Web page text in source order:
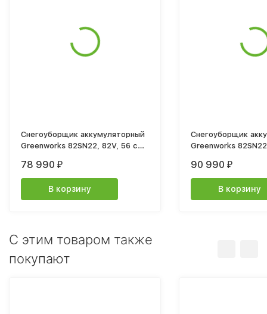
Снегоуборщик аккумуляторный
Greenworks 82SN22, 82V, 56 см,
78 990 ₽
В корзину
Снегоуборщик
Greenworks
90 990 ₽
В корзину
C этим товаром также
покупают